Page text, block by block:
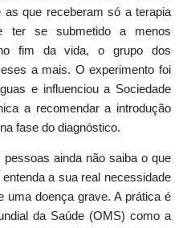
que receberam só a terapia
ter se submetido a menos
no fim da vida, o grupo dos
a mais. O experimento foi
e influenciou a Sociedade
a recomendar a introdução
fase do diagnóstico.
ainda não saiba o que
a sua real necessidade
uma doença grave. A prática é
da Saúde (OMS) como a